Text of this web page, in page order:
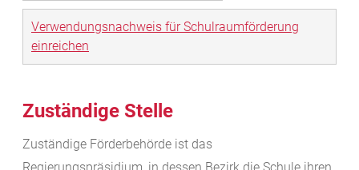
Verwendungsnachweis für Schulraumförderung
einreichen
Zuständige Stelle
Zuständige Förderbehörde ist das